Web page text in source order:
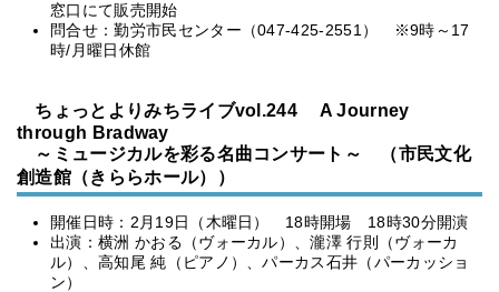
窓口にて販売開始
問合せ：勤労市民センター（047-425-2551） ※9時～17
時/月曜日休館
ちょっとよりみちライブvol.244 A Journey
through Bradway
～ミュージカルを彩る名曲コンサート～ （市民文化
創造館（きららホール））
開催日時：2月19日（木曜日） 18時開場 18時30分開演
出演：横洲 かおる（ヴォーカル）、瀧澤 行則（ヴォーカ
ル）、高知尾 純（ピアノ）、パーカス石井（パーカッショ
ン）